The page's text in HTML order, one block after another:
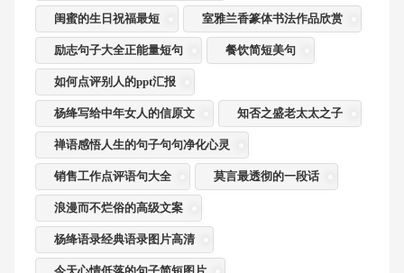
闺蜜的生日祝福最短 室雅兰香篆体书法作品欣赏
励志句子大全正能量短句 餐饮简短美句
如何点评别人的ppt汇报
杨绛写给中年女人的信原文 知否之盛老太太之子
禅语感悟人生的句子句句净化心灵
销售工作点评语句大全 莫言最透彻的一段话
浪漫而不烂俗的高级文案
杨绛语录经典语录图片高清